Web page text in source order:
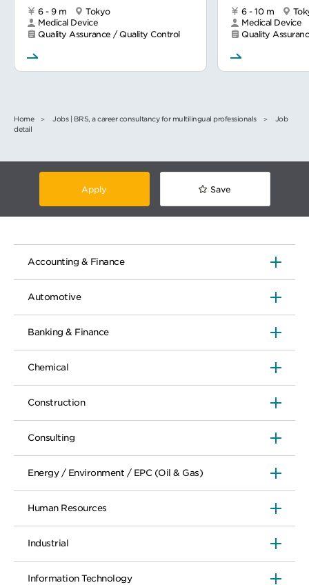
6 - 9 m
Tokyo
Medical Device
Quality Assurance / Quality Control
6 - 10 m
Medical Device
Quality
Home Jobs | BRS, a career consultancy for multilingual professionals
Job
detail
Apply Save
Accounting & Finance
Automotive
Banking & Finance
Chemical
Construction
Consulting
Energy / Environment / EPC (Oil & Gas)
Human Resources
Industrial
Information Technology